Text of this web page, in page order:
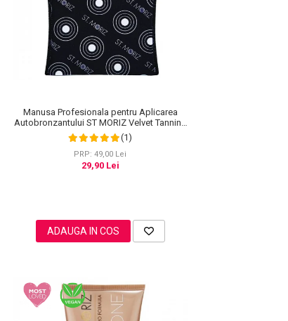
Manusa Profesionala pentru Aplicarea
Autobronzantului ST MORIZ Velvet Tanning
Mitt
(1)
PRP: 49,00 Lei
29,90 Lei
ADAUGA IN COS